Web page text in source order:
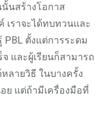
นั้นสร้างโอกาส
ราจะได้ทบทวนและ
ตั้งแต่การระดม
และผู้เรียนก็สามารถ
ลายวิธี ในบางครั้ง
ย แต่ถ้ามีเครื่องมือที่